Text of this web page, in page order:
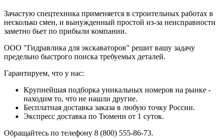
Зачастую спецтехника применяется в строительных работах в
несколько смен, и вынужденный простой из-за неисправности
заметно бьет по прибыли компании.
ООО "Гидравлика для экскаваторов" решит вашу задачу
предельно быстрого поиска требуемых деталей.
Гарантируем, что у нас:
Крупнейшая подборка уникальных номеров на рынке -
находим то, что не нашли другие.
Бесплатная доставка заказа в любую точку России.
Экспресс доставка по Тюмени от 1 суток.
Обращайтесь по телефону 8 (800) 555-86-73.